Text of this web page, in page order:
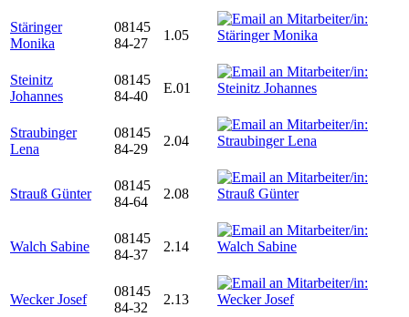
Stäringer
Monika
08145
84-27
1.05
Steinitz
Johannes
08145
84-40
E.01
Straubinger
Lena
08145
84-29
2.04
Strauß Günter
08145
84-64
2.08
Walch Sabine
08145
84-37
2.14
Wecker Josef
08145
84-32
2.13